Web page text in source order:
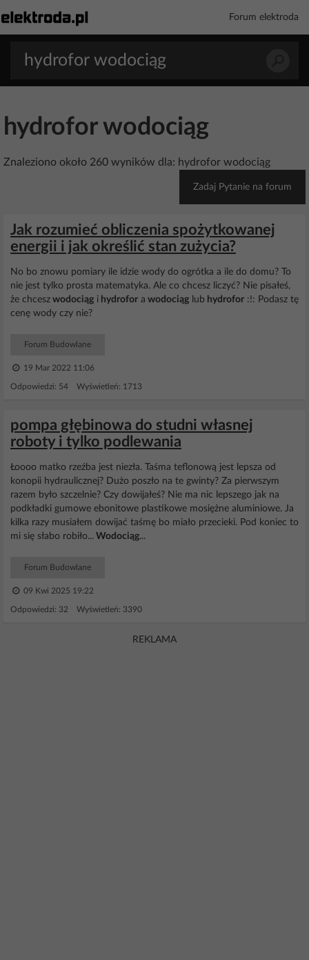
Forum elektroda
hydrofor wodociąg
Znaleziono około 260 wyników dla: hydrofor wodociąg
Zadaj Pytanie na forum
Jak rozumieć obliczenia spożytkowanej
energii i jak określić stan zużycia?
No bo znowu pomiary ile idzie wody do ogrótka a ile do domu? To
nie jest tylko prosta matematyka. Ale co chcesz liczyć? Nie pisałeś,
że chcesz wodociąg i hydrofor a wodociąg lub hydrofor :!: Podasz tę
cenę wody czy nie?
Forum Budowlane
19 Mar 2022 11:06
Odpowiedzi: 54 Wyświetleń: 1713
pompa głębinowa do studni własnej
roboty i tylko podlewania
Łoooo matko rzeźba jest niezła. Taśma teflonową jest lepsza od
konopii hydraulicznej? Dużo poszło na te gwinty? Za pierwszym
razem było szczelnie? Czy dowijałeś? Nie ma nic lepszego jak na
podkładki gumowe ebonitowe plastikowe mosiężne aluminiowe. Ja
kilka razy musiałem dowijać taśmę bo miało przecieki. Pod koniec to
mi się słabo robiło... Wodociąg...
Forum Budowlane
09 Kwi 2025 19:22
Odpowiedzi: 32 Wyświetleń: 3390
REKLAMA